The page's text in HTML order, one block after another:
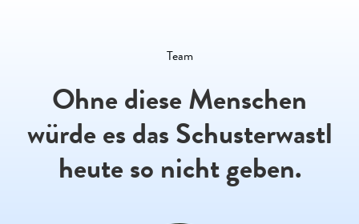
Team
Ohne diese Menschen
würde es das Schusterwastl
heute so nicht geben.